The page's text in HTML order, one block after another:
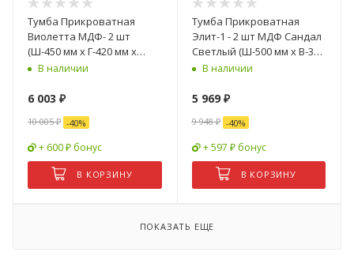
Тумба Прикроватная
Виолетта МДФ- 2 шт
(Ш-450 мм x Г-420 мм х
В-596 мм)
В наличии
6 003 ₽
10 005₽ -40%
+ 600 ₽ бонус
В КОРЗИНУ
Тумба Прикроватная
Элит-1 - 2 шт МДФ Сандал
Светлый (Ш-500 мм x В-350
мм x Г-378 мм)
В наличии
5 969₽
9 948₽ -40%
+ 597 ₽ бонус
В КОРЗИНУ
ПОКАЗАТЬ ЕЩЕ